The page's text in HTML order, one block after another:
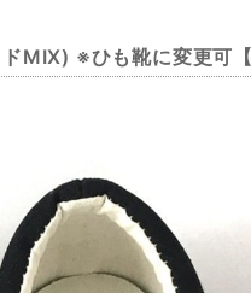
MIX) ※ひも靴に変更可